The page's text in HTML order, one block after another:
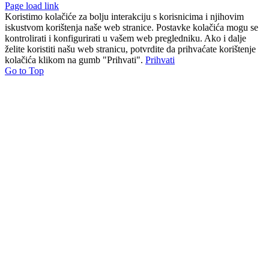
Page load link
Koristimo kolačiće za bolju interakciju s korisnicima i njihovim
iskustvom korištenja naše web stranice. Postavke kolačića mogu se
kontrolirati i konfigurirati u vašem web pregledniku. Ako i dalje
želite koristiti našu web stranicu, potvrdite da prihvaćate korištenje
kolačića klikom na gumb "Prihvati". Prihvati
Go to Top